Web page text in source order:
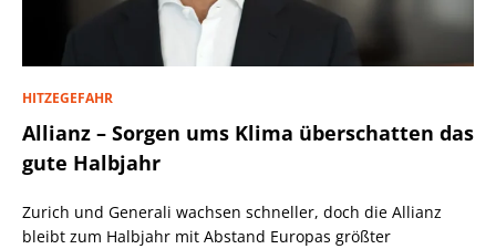
HITZEGEFAHR
Allianz – Sorgen ums Klima überschatten das
gute Halbjahr
Zurich und Generali wachsen schneller, doch die Allianz
bleibt zum Halbjahr mit Abstand Europas größter